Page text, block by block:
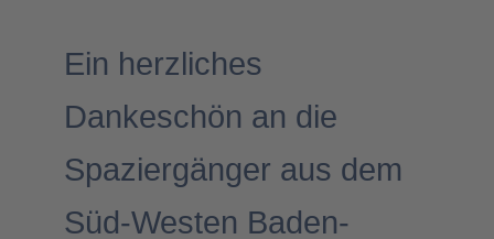
Ein herzliches
Dankeschön an die
Spaziergänger aus dem
Süd-Westen Baden-